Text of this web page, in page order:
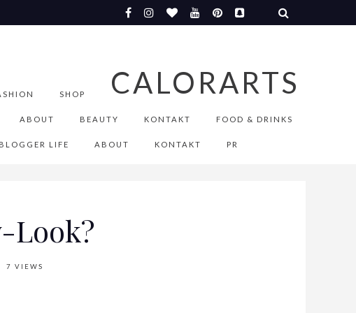
CALORARTS
SHOP
ABOUT BEAUTY KONTAKT FOOD & DRINKS
BLOGGER LIFE ABOUT KONTAKT PR
Look?
7 VIEWS